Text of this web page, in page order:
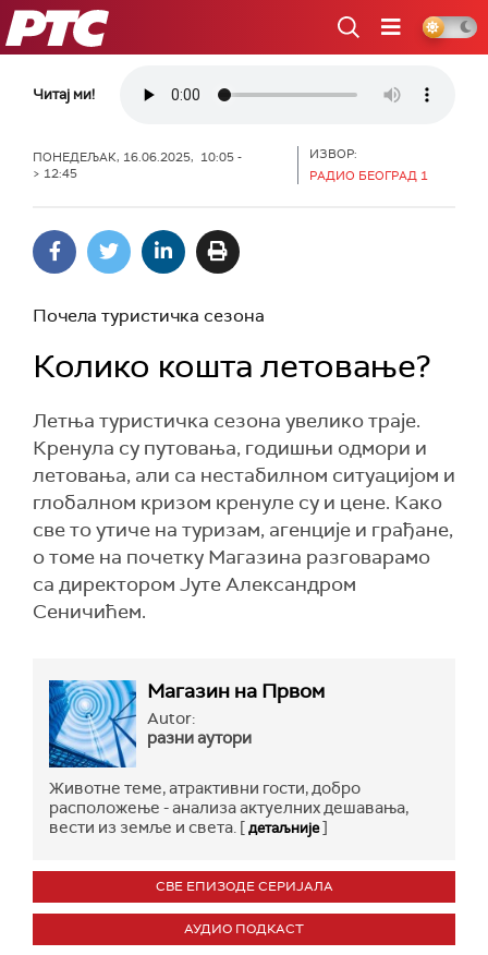
РТС
Читај ми!
ПОНЕДЕЉАК, 16.06.2025, 10:05 -
> 12:45
ИЗВОР:
РАДИО БЕОГРАД 1
Почела туристичка сезона
Колико кошта летовање?
Летња туристичка сезона увелико траје.
Кренула су путовања, годишњи одмори и
летовања, али са нестабилном ситуацијом и
глобалном кризом кренуле су и цене. Како
све то утиче на туризам, агенције и грађане,
о томе на почетку Магазина разговарамо
са директором Јуте Александром
Сеничићем.
Магазин на Првом
Autor:
разни аутори
Животне теме, атрактивни гости, добро
расположење - анализа актуелних дешавања,
вести из земље и света. [детаљније]
СВЕ ЕПИЗОДЕ СЕРИЈАЛА
АУДИО ПОДКАСТ